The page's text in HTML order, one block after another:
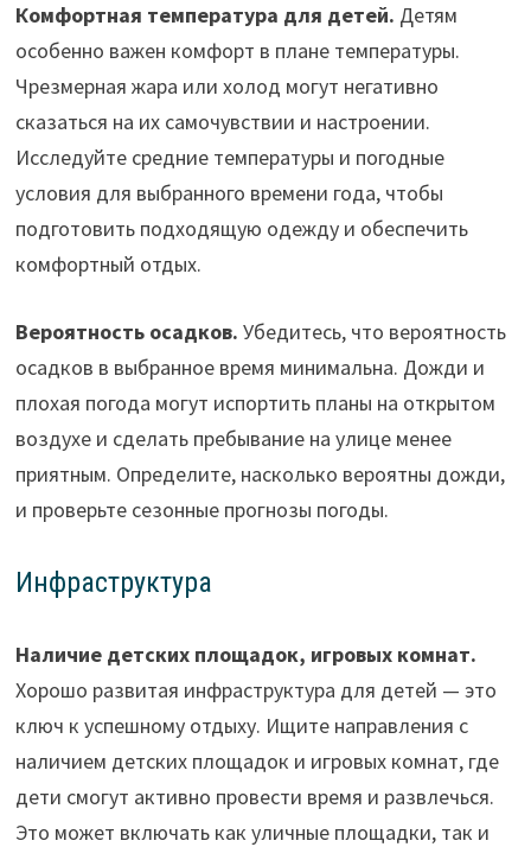
Комфортная температура для детей. Детям
особенно важен комфорт в плане температуры.
Чрезмерная жара или холод могут негативно
сказаться на их самочувствии и настроении.
Исследуйте средние температуры и погодные
условия для выбранного времени года, чтобы
подготовить подходящую одежду и обеспечить
комфортный отдых.
Вероятность осадков. Убедитесь, что вероятность
осадков в выбранное время минимальна. Дожди и
плохая погода могут испортить планы на открытом
воздухе и сделать пребывание на улице менее
приятным. Определите, насколько вероятны дожди,
и проверьте сезонные прогнозы погоды.
Инфраструктура
Наличие детских площадок, игровых комнат.
Хорошо развитая инфраструктура для детей — это
ключ к успешному отдыху. Ищите направления с
наличием детских площадок и игровых комнат, где
дети смогут активно провести время и развлечься.
Это может включать как уличные площадки, так и